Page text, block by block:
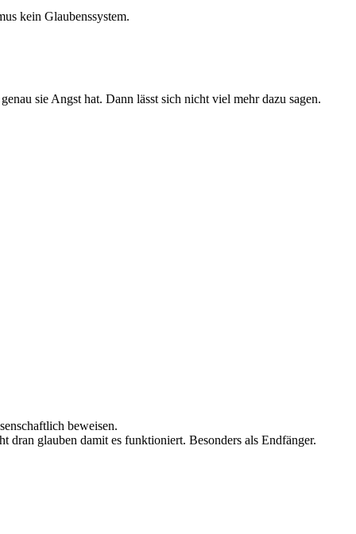
kein Glaubenssystem.
sie Angst hat. Dann lässt sich nicht viel mehr dazu sagen.
beweisen.
glauben damit es funktioniert. Besonders als Endfänger.